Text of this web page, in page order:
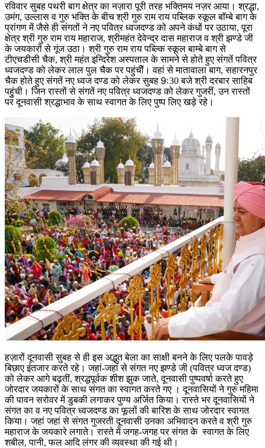
रविवार सुबह पथरी बाग क्षेत्र का नज़ारा पूरी तरह भक्तिमय नज़र आया। श्रद्धा,
उमंग, उल्लास व गुरु भक्ति के बीच श्री गुरु राम राय पब्लिक स्कूल बाॅम्बे बाग के
प्रांगण में जैसे ही संगतों ने नए पवित्र ध्वजदण्ड को अपने कंधों पर उठाया, पूरा
क्षेत्र श्री गुरु राम राय महाराज, श्रीमहंत देवेन्द्र दास महाराज व श्री झण्डे जी
के जयकारों से गूंज उठा। श्री गुरु राम राय पब्ल्कि स्कूल बाम्बे बाग से
टीएचडीसी चैक, श्री महंत इन्दिरेश अस्पताल के सामने से होते हुए संगतें पवित्र
ध्वजदण्ड को लेकर लाल पुल चैक पर पहुंचीें। वहां से मातावाला बाग, सहारनपुर
चैक होते हुए संगतें नए ध्वज दण्ड को लेकर सुबह 9ः30 बजे श्री दरबार साहिब
पहुुंची। जिन रास्तों से संगतें नए पवित्र ध्वजदण्ड को लेकर गुजरीं, उन रास्तों
पर दूनवासी श्रद्धाभाव के साथ स्वागत के लिए पुष्प लिए खड़े रहे।
हज़ारों दूनवासी सुबह से ही इस अद्भुत बेला का साक्षी बनने के लिए पलके पावड़े
बिछाए इंतजार करते रहे। जहां-जहां से संगत नए झण्डे जी (पवित्र ध्वज दण्ड)
को लेकर आगे बढ़तीं, श्रद्धपूर्वक शीश झुक जाते, दूनवासी पुष्पवर्षा करते हुए
जोरदार जयकारों के साथ संगत का स्वागत करते गए । दूनवासियों ने गुरु महिमा
की पावन सरोवर में डुबकी लगाकर पुण्य अर्जित किया। रास्ते भर दूनवासियों ने
संगत का व नए पवित्र ध्वजदण्ड का फूलों की बारिश के साथ जोरदार स्वागत
किया। जहां जहां से संगत गुजरती दूनवासी उनका अभिवादन करते व श्री गुरु
महाराज के जयकारे लगाते। रास्ते में जगह-जगह पर संगत के स्वागत के लिए
शबील, पानी, फल आदि लंगर की व्यवस्था की गई थी।